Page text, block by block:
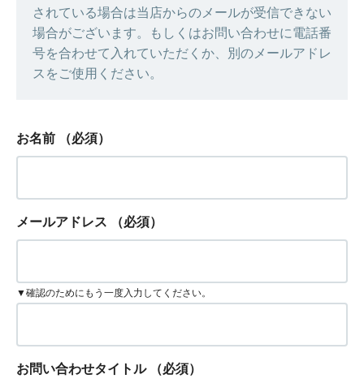
されている場合は当店からのメールが受信できない
場合がございます。もしくはお問い合わせに電話番
号を合わせて入れていただくか、別のメールアドレ
スをご使用ください。
お名前 （必須）
メールアドレス （必須）
▼確認のためにもう一度入力してください。
お問い合わせタイトル （必須）